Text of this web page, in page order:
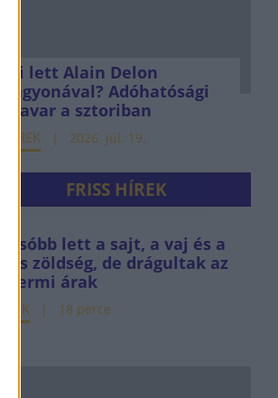
Mi lett Alain Delon
vagyonával? Adóhatósági
csavar a sztoriban
HÍREK 2026. júl. 19.
FRISS HÍREK
Olcsóbb lett a sajt, a vaj és a
friss zöldség, de drágultak az
éttermi árak
HÍREK 18 perce